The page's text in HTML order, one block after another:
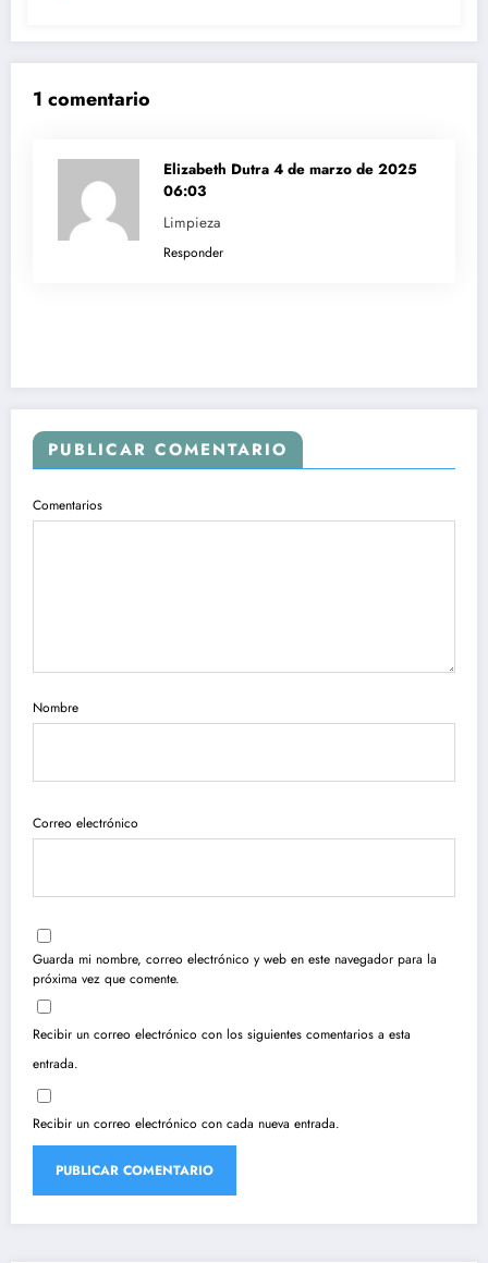
1 comentario
Elizabeth Dutra 4 de marzo de 2025
06:03
Limpieza
Responder
PUBLICAR COMENTARIO
Comentarios
Nombre
Correo electrónico
Guarda mi nombre, correo electrónico y web en este navegador para la
próxima vez que comente.
Recibir un correo electrónico con los siguientes comentarios a esta
entrada.
Recibir un correo electrónico con cada nueva entrada.